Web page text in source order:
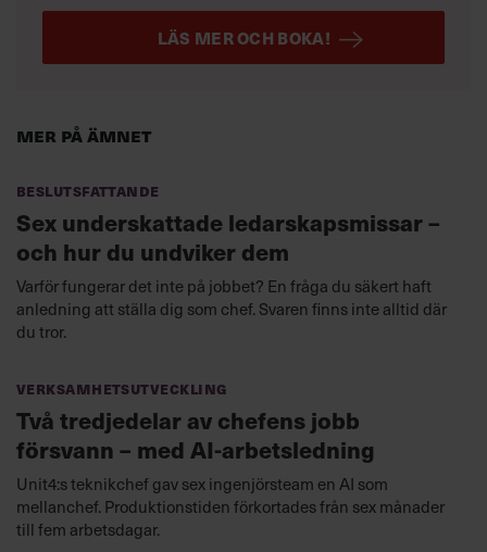
Mer på ämnet
Beslutsfattande
Sex underskattade ledarskapsmissar –
och hur du undviker dem
Varför fungerar det inte på jobbet? En fråga du säkert haft
anledning att ställa dig som chef. Svaren finns inte alltid där
du tror.
Verksamhetsutveckling
Två tredjedelar av chefens jobb
försvann – med AI-arbetsledning
Unit4:s teknikchef gav sex ingenjörsteam en AI som
mellanchef. Produktionstiden förkortades från sex månader
till fem arbetsdagar.
LÄS MER OCH BOKA!